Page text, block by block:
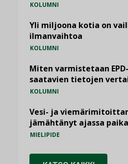
KOLUMNI
Yli miljoona kotia on
ilmanvaihtoa
KOLUMNI
Miten varmistetaan
saatavien tietojen
KOLUMNI
Vesi- ja
jämähtänyt ajassa
MIELIPIDE